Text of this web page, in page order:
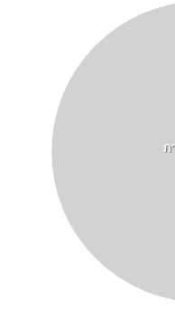
ก